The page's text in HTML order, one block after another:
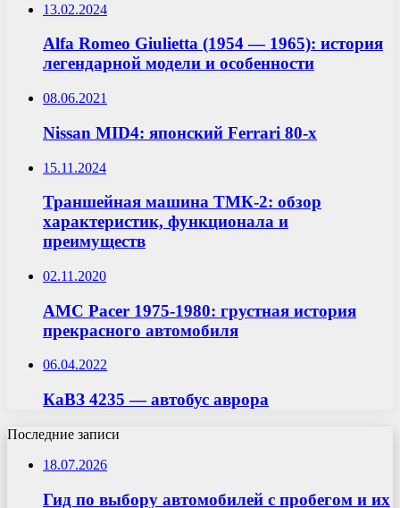
13.02.2024
Alfa Romeo Giulietta (1954 — 1965): история
легендарной модели и особенности
08.06.2021
Nissan MID4: японский Ferrari 80-х
15.11.2024
Траншейная машина ТМК-2: обзор
характеристик, функционала и
преимуществ
02.11.2020
AMC Pacer 1975-1980: грустная история
прекрасного автомобиля
06.04.2022
КаВЗ 4235 — автобус аврора
Последние записи
18.07.2026
Гид по выбору автомобилей с пробегом и их